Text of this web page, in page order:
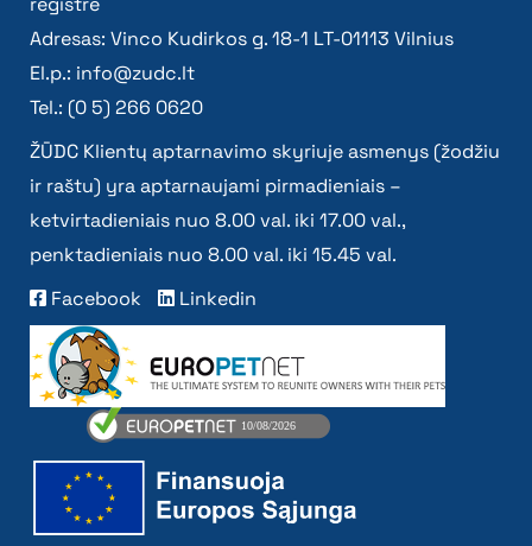
Adresas: Vinco Kudirkos g. 18-1 LT-01113 Vilnius
El.p.: info@zudc.lt
Tel.: (0 5) 266 0620
ŽŪDC Klientų aptarnavimo skyriuje asmenys (žodžiu
ir raštu) yra aptarnaujami pirmadieniais –
ketvirtadieniais nuo 8.00 val. iki 17.00 val.,
penktadieniais nuo 8.00 val. iki 15.45 val.
Facebook
Linkedin